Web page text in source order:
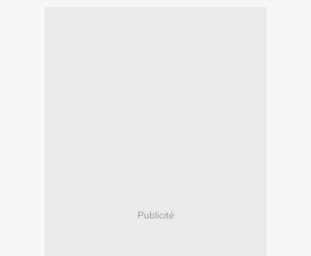
Publicité